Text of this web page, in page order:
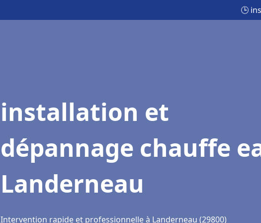
🕒
installation et
dépannage chauffe
Landerneau
Intervention rapide et professionnelle à Landerneau (29800)